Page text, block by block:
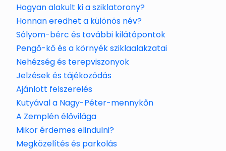
Hogyan alakult ki a sziklatorony?
Honnan eredhet a különös név?
Sólyom-bérc és további kilátópontok
Pengő-kő és a környék sziklaalakzatai
Nehézség és terepviszonyok
Jelzések és tájékozódás
Ajánlott felszerelés
Kutyával a Nagy-Péter-mennykőn
A Zemplén élővilága
Mikor érdemes elindulni?
Megközelítés és parkolás